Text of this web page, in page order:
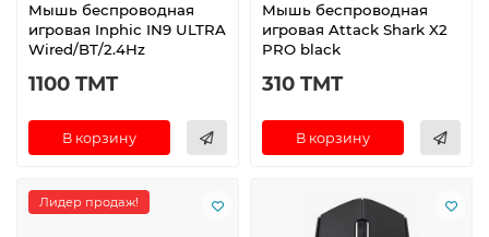
Мышь беспроводная
игровая Inphic IN9 ULTRA
Wired/BT/2.4Hz
1100 TMT
В корзину
Мышь беспроводная
игровая Attack Shark X2
PRO black
310 TMT
В корзину
Лидер продаж!